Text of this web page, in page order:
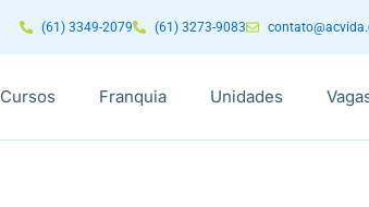
(61) 3349-2079 (61) 3273-9083
Cursos Franquia Unidades